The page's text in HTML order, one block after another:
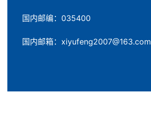
国内邮编：035400
国内邮箱：xiyufeng2007@163.com